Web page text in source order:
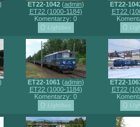
)
ET22-1042(admin)
ET22 (1000-1184)
Komentarzy: 0
ET22-
ET22
)
ET22-1061 (admin)
ET22 (1000-1184)
Komentarzy: 0
ET22-
ET22